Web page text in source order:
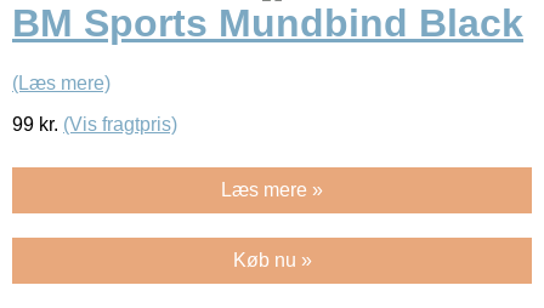
BM Sports Mundbind Black
(Læs mere)
99 kr. (Vis fragtpris)
Læs mere »
Køb nu »